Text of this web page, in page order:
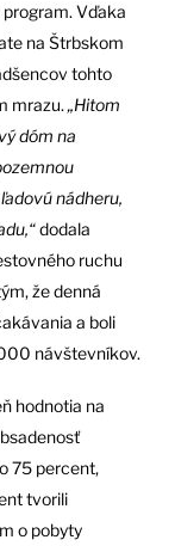
Vďaka
na Štrbskom
tohto
mrazu. „Hitom
dóm na
nádheru,
dodala
ruchu
že denná
a boli
návštevníkov.
hodnotia na
75 percent,
tvorili
o pobyty